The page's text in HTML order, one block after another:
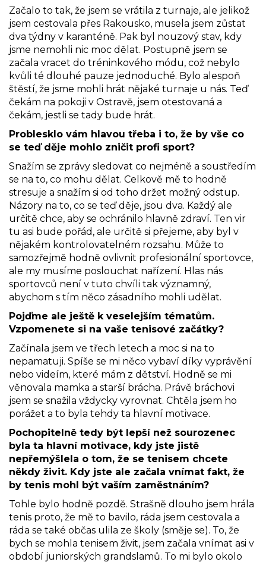
Začalo to tak, že jsem se vrátila z turnaje, ale jelikož
jsem cestovala přes Rakousko, musela jsem zůstat
dva týdny v karanténě. Pak byl nouzový stav, kdy
jsme nemohli nic moc dělat. Postupně jsem se
začala vracet do tréninkového módu, což nebylo
kvůli té dlouhé pauze jednoduché. Bylo alespoň
štěstí, že jsme mohli hrát nějaké turnaje u nás. Teď
čekám na pokoji v Ostravě, jsem otestovaná a
čekám, jestli se tady bude hrát.
Problesklo vám hlavou třeba i to, že by vše co
se teď děje mohlo zničit profi sport?
Snažím se zprávy sledovat co nejméně a soustředím
se na to, co mohu dělat. Celkově mě to hodně
stresuje a snažím si od toho držet možný odstup.
Názory na to, co se teď děje, jsou dva. Každý ale
určitě chce, aby se ochránilo hlavně zdraví. Ten vir
tu asi bude pořád, ale určitě si přejeme, aby byl v
nějakém kontrolovatelném rozsahu. Může to
samozřejmě hodně ovlivnit profesionální sportovce,
ale my musíme poslouchat nařízení. Hlas nás
sportovců není v tuto chvíli tak významný,
abychom s tím něco zásadního mohli udělat.
Pojďme ale ještě k veselejším tématům.
Vzpomenete si na vaše tenisové začátky?
Začínala jsem ve třech letech a moc si na to
nepamatuji. Spíše se mi něco vybaví díky vyprávění
nebo videím, které mám z dětství. Hodně se mi
věnovala mamka a starší brácha. Právě bráchovi
jsem se snažila vždycky vyrovnat. Chtěla jsem ho
porážet a to byla tehdy ta hlavní motivace.
Pochopitelně tedy být lepší než sourozenec
byla ta hlavní motivace, kdy jste jistě
nepřemýšlela o tom, že se tenisem chcete
někdy živit. Kdy jste ale začala vnímat fakt, že
by tenis mohl být vaším zaměstnáním?
Tohle bylo hodně pozdě. Strašně dlouho jsem hrála
tenis proto, že mě to bavilo, ráda jsem cestovala a
ráda se také občas ulila ze školy (směje se). To, že
bych se mohla tenisem živit, jsem začala vnímat asi v
období juniorských grandslamů. To mi bylo okolo